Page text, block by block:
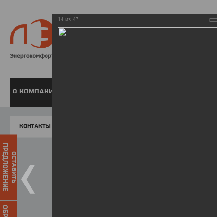
8 800
О КОМПАНИИ
КОНТАКТЫ
ОСТАВИТЬ
ПРЕДЛОЖЕНИЕ
14 из 47